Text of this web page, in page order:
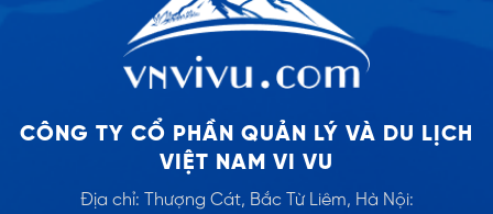
CÔNG TY CỔ PHẦN QUẢN LÝ VÀ DU LỊCH
VIỆT NAM VI VU
Địa chỉ: Thượng Cát, Bắc Từ Liêm, Hà Nội: